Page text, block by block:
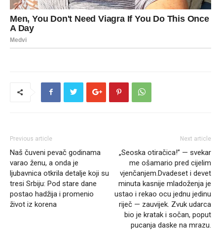
Previous article
Naš čuveni pevač godinama
varao ženu, a onda je
ljubavnica otkrila detalje koji su
tresi Srbiju: Pod stare dane
postao hadžija i promenio
život iz korena
Next article
„Seoska otiračica!” — svekar
me ošamario pred cijelim
vjenčanjem.Dvadeset i devet
minuta kasnije mladoženja je
ustao i rekao ocu jednu jedinu
riječ — zauvijek. Zvuk udarca
bio je kratak i sočan, poput
pucanja daske na mrazu.